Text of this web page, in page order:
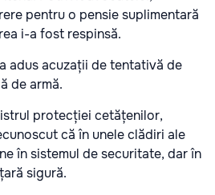
pentru o pensie suplimentară
i-a fost respinsă.
adus acuzații de tentativă de
de armă.
protecției cetățenilor,
că în unele clădiri ale
în sistemul de securitate, dar în
sigură.